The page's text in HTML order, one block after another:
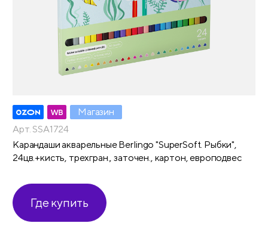
Магазин
Арт. SSA1724
Карандаши акварельные Berlingo "SuperSoft. Рыбки",
24цв.+кисть, трехгран., заточен., картон, европодвес
Где купить